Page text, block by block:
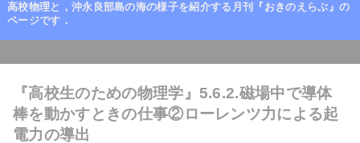
高校物理と，沖永良部島の海の様子を紹介する月刊『おきのえらぶ』の
ページです．
『高校生のための物理学』5.6.2.磁場中で導体
棒を動かすときの仕事②ローレンツ力による起
電力の導出